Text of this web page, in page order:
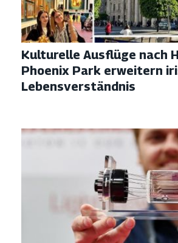
Kulturelle Ausflüge nach
Phoenix Park erweitern
Lebensverständnis